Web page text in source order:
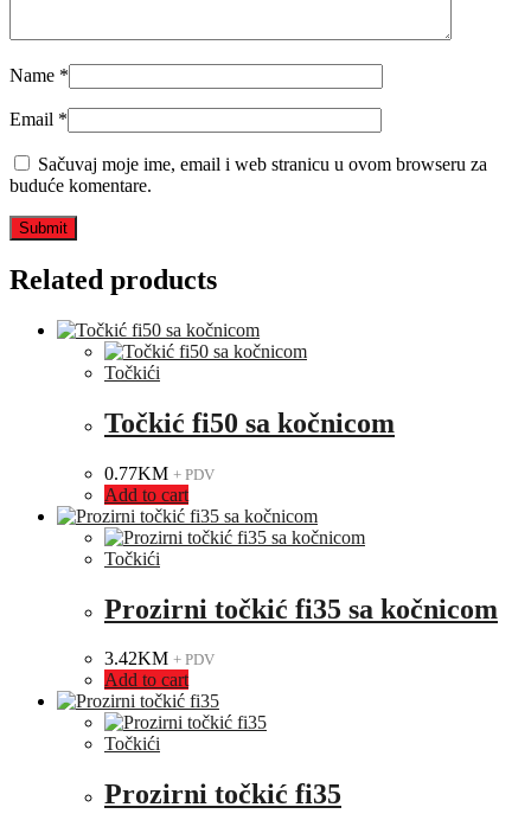
Name *
Email *
Sačuvaj moje ime, email i web stranicu u ovom browseru za
buduće komentare.
Related products
Točkići
Točkić fi50 sa kočnicom
0.77KM + PDV
Add to cart
Točkići
Prozirni točkić fi35 sa kočnicom
3.42KM + PDV
Add to cart
Točkići
Prozirni točkić fi35